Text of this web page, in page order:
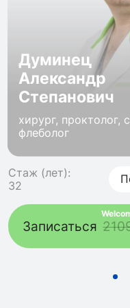
Думинец
Александр
Степанович
хирург, проктолог,
флеболог
Стаж (лет):
32
Записаться